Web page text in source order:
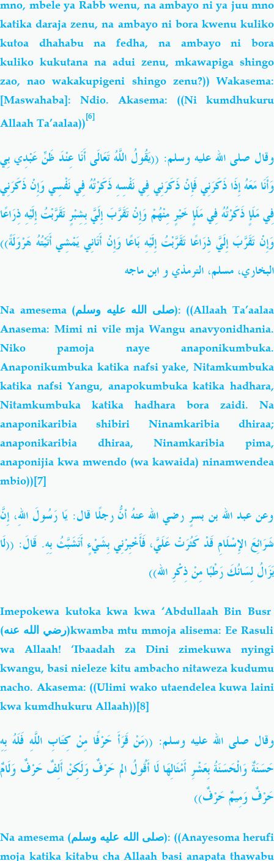
mno, mbele ya Rabb wenu, na ambayo ni ya juu mno
katika daraja zenu, na ambayo ni bora kwenu kuliko
kutoa dhahabu na fedha, na ambayo ni bora
kuliko kukutana na adui zenu, mkawapiga shingo
zao, nao wakakupigeni shingo zenu?)) Wakasema:
[Maswahaba]: Ndio. Akasema: ((Ni kumdhukuru
Allaah Ta’aalaa))
[6]
وقال صلى الله عليه وسلم: ((يَقُولُ اللَّهُ تَعَالَى أَنَا عِنْدَ ظَنِّ عَبْدِي بِي
وَأَنَا مَعَهُ إِذَا ذَكَرَنِي فَإِنْ ذَكَرَنِي فِي نَفْسِهِ ذَكَرْتُهُ فِي نَفْسِي وَإِنْ ذَكَرَنِي
فِي مَلَإٍ ذَكَرْتُهُ فِي مَلَإٍ خَيْرٍ مِنْهُمْ وَإِنْ تَقَرَّبَ إِلَيَّ بِشِبْرٍ تَقَرَّبْتُ إِلَيْهِ ذِرَاعًا
وَإِنْ تَقَرَّبَ إِلَيَّ ذِرَاعًا تَقَرَّبْتُ إِلَيْهِ بَاعًا وَإِنْ أَتَانِي يَمْشِي أَتَيْتُهُ هَرْوَلَةً))
البخاري، مسلم، الترمذي و ابن ماجه
Na amesema (صلى الله عليه وسلم): ((Allaah Ta’aalaa
Anasema: Mimi ni vile mja Wangu anavyonidhania.
Niko pamoja naye anaponikumbuka.
Anaponikumbuka katika nafsi yake, Nitamkumbuka
katika nafsi Yangu, anapokumbuka katika hadhara,
Nitamkumbuka katika hadhara bora zaidi. Na
anaponikaribia shibiri Ninamkaribia dhiraa;
anaponikaribia dhiraa, Ninamkaribia pima,
anaponijia kwa mwendo (wa kawaida) ninamwendea
mbio))[7]
وعنعبدالله بن بسرٍ رضياللهعنهُأنّرجُلًا قال:يَا رَسُولَ اللهِ، إِنَّ
شَرَائِعَالإِسْلَامِقَدْكَثُرَتْ عَلَيَّ، فَأَخْبِرْنِيبِشَيْءٍ أَتَشَبَّثُ بِهِ. قَالَ: ((لَا
يَزَالُلِسَانُكَرَطْبًامِنْذِكْرِالله))
Imepokewa kutoka kwa kwa ‘Abdullaah Bin Busr
(رضي الله عنه)kwamba mtu mmoja alisema: Ee Rasuli
wa Allaah! ‘Ibaadah za Dini zimekuwa nyingi
kwangu, basi nieleze kitu ambacho nitaweza kudumu
nacho. Akasema: ((Ulimi wako utaendelea kuwa laini
kwa kumdhukuru Allaah))[8]
وقال صلى الله عليه وسلم: ((مَنْ قَرَأَ حَرْفًا مِنْ كِتَابِ اللَّهِ فَلَهُ بِهِ
حَسَنَةٌوَالْحَسَنَةُبِعَشْرِأَمْثَالِهَالَا أَقُولُالم حَرْفٌوَلَكِنْأَلِفٌ حَرْفٌ وَلَامٌ
حَرْفٌوَمِيمٌحَرْفٌ))
Naamesema (صلى الله عليه وسلم): ((Anayesoma herufi
moja katika kitabu cha Allaah basi anapata thawabu